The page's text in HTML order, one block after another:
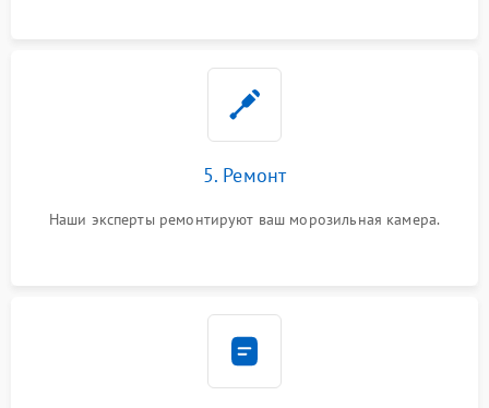
5. Ремонт
Наши эксперты ремонтируют ваш морозильная камера.